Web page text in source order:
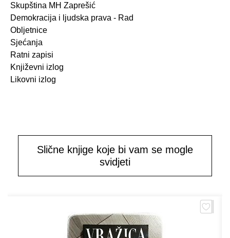
Skupština MH Zaprešić
Demokracija i ljudska prava - Rad
Obljetnice
Sjećanja
Ratni zapisi
Književni izlog
Likovni izlog
Slične knjige koje bi vam se mogle
svidjeti